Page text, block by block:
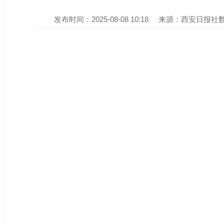
发布时间：2025-08-08 10:18 来源：西安日报社